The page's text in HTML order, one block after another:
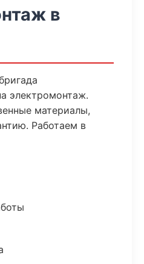
в
электромонтаж.
материалы,
Работаем в